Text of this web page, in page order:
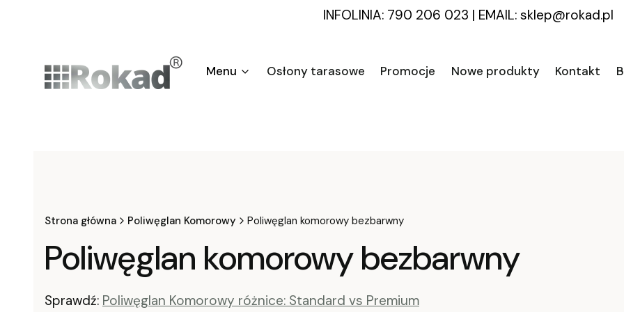
INFOLINIA: 790 206 023 | EMAIL: sklep@rokad.pl
Menu Osłony tarasowe Promocje Nowe produkty Kontakt
Strona główna Poliwęglan Komorowy Poliwęglan komorowy bezbarwny
Poliwęglan komorowy bezbarwny
Sprawdź: Poliwęglan Komorowy różnice: Standard vs Premium